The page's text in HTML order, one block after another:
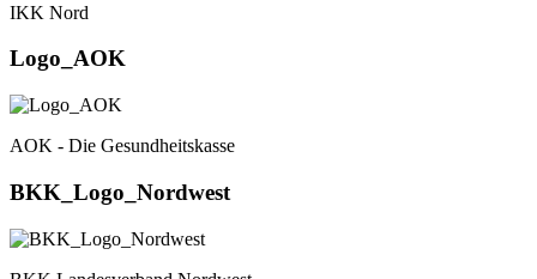
IKK Nord
Logo_AOK
AOK - Die Gesundheitskasse
BKK_Logo_Nordwest